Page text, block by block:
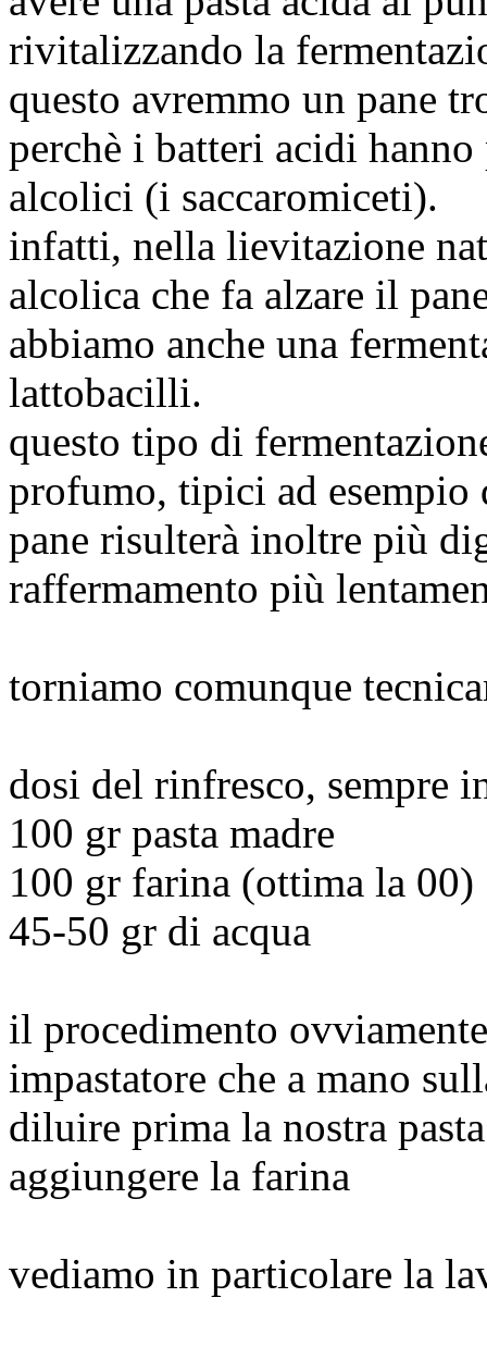
rivitalizzando la
questo avremmo un pane
perchè i batteri acidi
alcolici (i saccaromiceti).
infatti, nella lievitazione
alcolica che fa alzare il
abbiamo anche una
lattobacilli.
questo tipo di
profumo, tipici ad esempio
pane risulterà inoltre più
raffermamento più
torniamo comunque
dosi del rinfresco, sempre
100 gr pasta madre
100 gr farina (ottima la 00)
45-50 gr di acqua
il procedimento
impastatore che a mano
diluire prima la nostra
aggiungere la farina
vediamo in particolare la